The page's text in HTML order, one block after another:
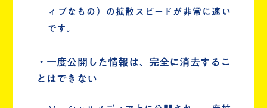
ィブなもの）の拡散スピードが非常に速い
です。
・一度公開した情報は、完全に消去するこ
とはできない